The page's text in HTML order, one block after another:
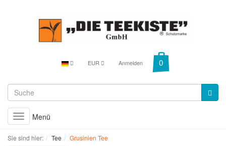
EUR Anmelden
Toggle
navigation
Menü
Sie sind hier: Tee Grusinien Tee